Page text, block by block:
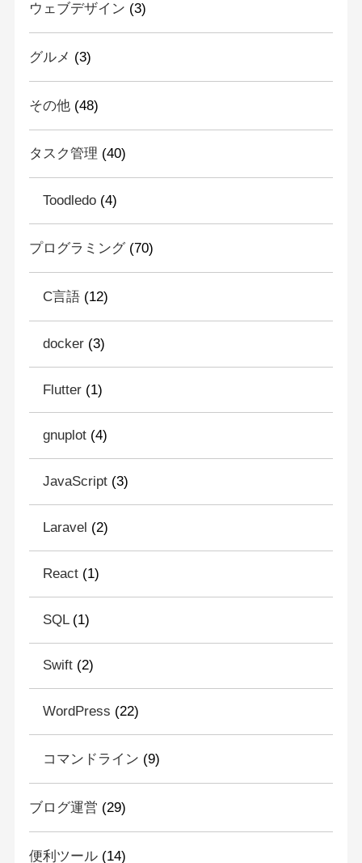
ウェブデザイン (3)
グルメ (3)
その他(48)
タスク管理 (40)
Toodledo(4)
プログラミング(70)
C言語(12)
docker(3)
Flutter(1)
gnuplot(4)
JavaScript(3)
Laravel (2)
React(1)
SQL(1)
Swift(2)
WordPress (22)
コマンドライン (9)
ブログ運営 (29)
便利ツール(14)